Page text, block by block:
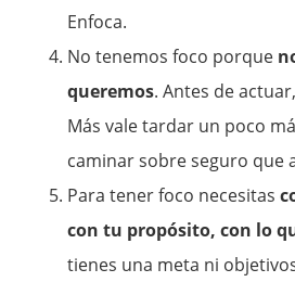
Enfoca.
No tenemos foco porque
queremos. Antes de
Más vale tardar un poco
caminar sobre seguro que
Para tener foco necesitas
con tu propósito, con lo
tienes una meta ni